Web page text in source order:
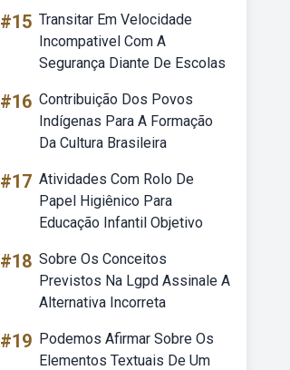
#15 Transitar Em Velocidade
Incompativel Com A
Segurança Diante De Escolas
#16 Contribuição Dos Povos
Indígenas Para A Formação
Da Cultura Brasileira
#17 Atividades Com Rolo De
Papel Higiênico Para
Educação Infantil Objetivo
#18 Sobre Os Conceitos
Previstos Na Lgpd Assinale A
Alternativa Incorreta
#19 Podemos Afirmar Sobre Os
Elementos Textuais De Um